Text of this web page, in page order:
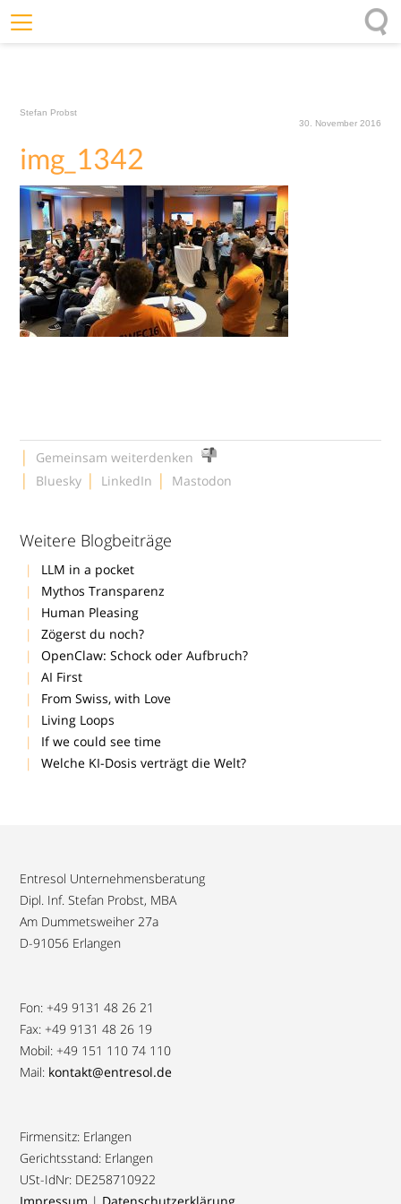
Ursprung
Impulse
Stefan Probst
30. November 2016
img_1342
| Gemeinsam weiterdenken
| Bluesky | LinkedIn | Mastodon
Weitere Blogbeiträge
LLM in a pocket
Mythos Transparenz
Human Pleasing
Zögerst du noch?
OpenClaw: Schock oder Aufbruch?
AI First
From Swiss, with Love
Living Loops
If we could see time
Welche KI-Dosis verträgt die Welt?
Entresol Unternehmensberatung
Dipl. Inf. Stefan Probst, MBA
Am Dummetsweiher 27a
D-91056 Erlangen
Fon: +49 9131 48 26 21
Fax: +49 9131 48 26 19
Mobil: +49 151 110 74 110
Mail: kontakt@entresol.de
Firmensitz: Erlangen
Gerichtsstand: Erlangen
USt-IdNr: DE258710922
Impressum | Datenschutzerklärung